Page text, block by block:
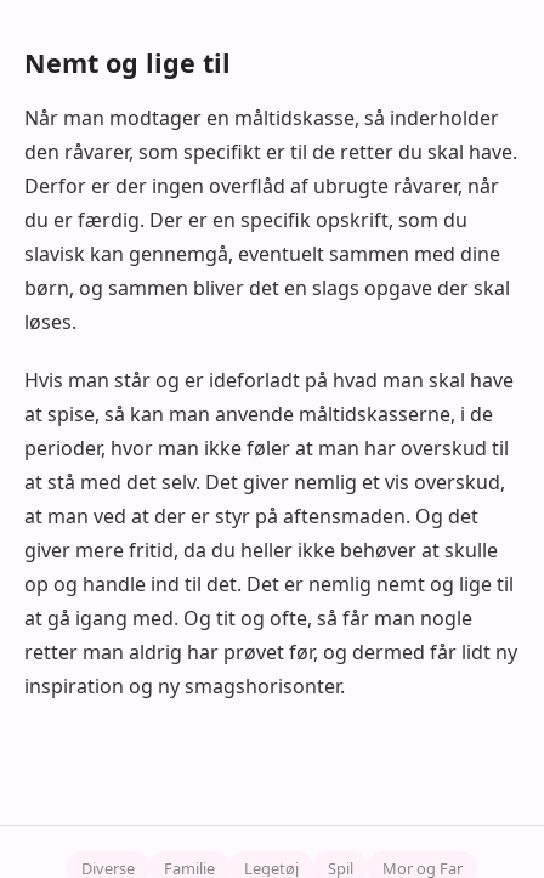
Nemt og lige til
Når man modtager en måltidskasse, så inderholder
den råvarer, som specifikt er til de retter du skal have.
Derfor er der ingen overflåd af ubrugte råvarer, når
du er færdig. Der er en specifik opskrift, som du
slavisk kan gennemgå, eventuelt sammen med dine
børn, og sammen bliver det en slags opgave der skal
løses.
Hvis man står og er ideforladt på hvad man skal have
at spise, så kan man anvende måltidskasserne, i de
perioder, hvor man ikke føler at man har overskud til
at stå med det selv. Det giver nemlig et vis overskud,
at man ved at der er styr på aftensmaden. Og det
giver mere fritid, da du heller ikke behøver at skulle
op og handle ind til det. Det er nemlig nemt og lige til
at gå igang med. Og tit og ofte, så får man nogle
retter man aldrig har prøvet før, og dermed får lidt ny
inspiration og ny smagshorisonter.
Diverse Familie Legetøj Spil Mor og Far